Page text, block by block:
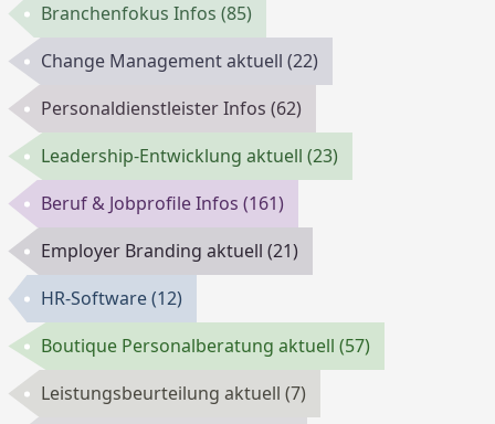
Branchenfokus Infos(85)
Change Management aktuell(22)
Personaldienstleister Infos(62)
Leadership-Entwicklung aktuell(23)
Beruf & Jobprofile Infos(161)
Employer Branding aktuell(21)
HR-Software(12)
Boutique Personalberatung aktuell(57)
Leistungsbeurteilung aktuell(7)